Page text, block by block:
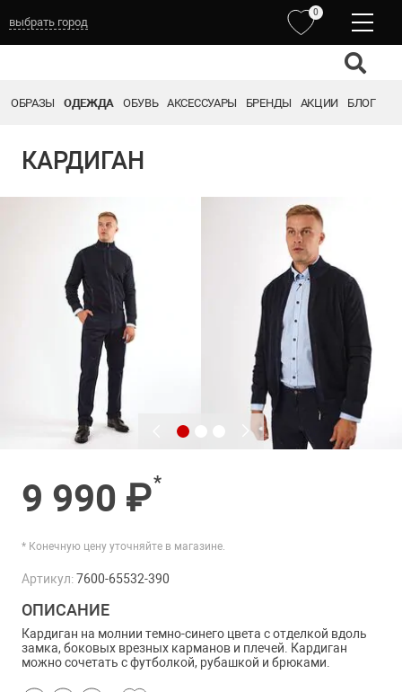
выбрать город
0
ОБРАЗЫ ОДЕЖДА ОБУВЬ АКСЕССУАРЫ БРЕНДЫ АКЦИИ БЛОГ
КАРДИГАН
9 990 ₽*
* Конечную цену уточняйте в магазине.
Артикул:7600-65532-390
ОПИСАНИЕ
Кардиган на молнии темно-синего цвета с отделкой вдоль
замка, боковых врезных карманов и плечей. Кардиган
можно сочетать с футболкой, рубашкой и брюками.